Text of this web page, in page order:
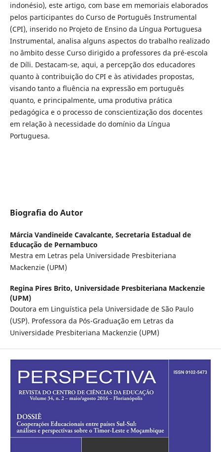
indonésio), este artigo, com base em memoriais elaborados
pelos participantes do Curso de Português Instrumental
(CPI), inserido no Projeto de Ensino da Língua Portuguesa
Instrumental, analisa alguns aspectos do trabalho realizado
no âmbito desse Curso dirigido a professores da pré-escola
de Díli. Destacam-se, aqui, a percepção dos educadores
quanto à contribuição do CPI e às atividades propostas,
visando tanto a fluência na expressão em português
quanto, e principalmente, uma produtiva prática
pedagógica e o processo de conscientização dos docentes
em relação à necessidade do domínio da Língua
Portuguesa.
Biografia do Autor
Márcia Vandineide Cavalcante, Secretaria Estadual de
Educação de Pernambuco
Mestra em Letras pela Universidade Presbiteriana
Mackenzie (UPM)
Regina Pires Brito, Universidade Presbiteriana Mackenzie
(UPM)
Doutora em Linguística pela Universidade de São Paulo
(USP). Professora da Pós-Graduação em Letras da
Universidade Presbiteriana Mackenzie (UPM)